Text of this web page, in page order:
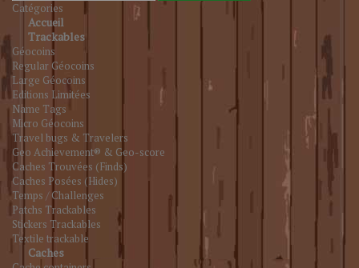
Catégories
Accueil
Trackables
Géocoins
Regular Géocoins
Large Géocoins
Editions Limitées
Name Tags
Micro Géocoins
Travel bugs & Travelers
Geo Achievement® & Geo-score
Caches Trouvées (Finds)
Caches Posées (Hides)
Temps / Challenges
Patchs Trackables
Stickers Trackables
Textile trackable
Caches